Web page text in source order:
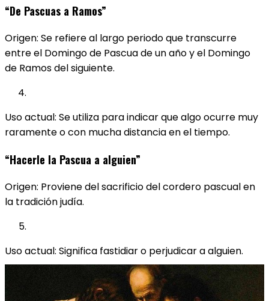
“De Pascuas a Ramos”
Origen: Se refiere al largo periodo que transcurre
entre el Domingo de Pascua de un año y el Domingo
de Ramos del siguiente.
Uso actual: Se utiliza para indicar que algo ocurre muy
raramente o con mucha distancia en el tiempo.
“Hacerle la Pascua a alguien”
Origen: Proviene del sacrificio del cordero pascual en
la tradición judía.
Uso actual: Significa fastidiar o perjudicar a alguien.